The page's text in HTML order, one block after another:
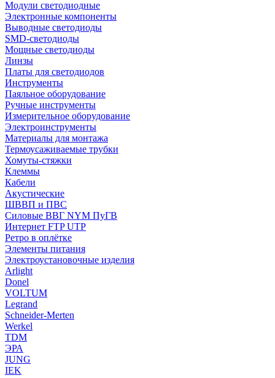
Модули светодиодные
Электронные компоненты
Выводные светодиоды
SMD-светодиоды
Мощные светодиоды
Линзы
Платы для светодиодов
Инструменты
Паяльное оборудование
Ручные инструменты
Измерительное оборудование
Электроинструменты
Материалы для монтажа
Термоусаживаемые трубки
Хомуты-стяжки
Клеммы
Кабели
Акустические
ШВВП и ПВС
Силовые ВВГ NYM ПуГВ
Интернет FTP UTP
Ретро в оплётке
Элементы питания
Электроустановочные изделия
Arlight
Donel
VOLTUM
Legrand
Schneider-Merten
Werkel
TDM
ЭРА
JUNG
IEK